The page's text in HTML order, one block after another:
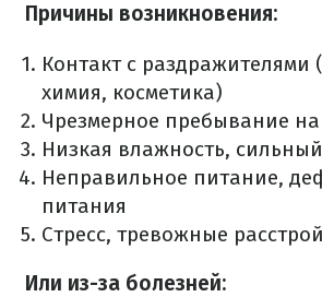
Причины возникновения:
Контакт с раздражителями
химия, косметика)
Чрезмерное пребывание
Низкая влажность,
Неправильное питание,
питания
Стресс, тревожные
Или из-за болезней: